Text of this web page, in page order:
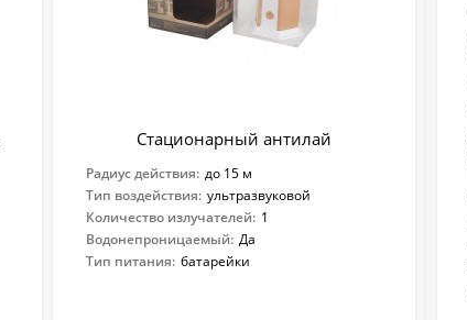
Стационарный антилай
Радиус действия: до 15 м
Тип воздействия: ультразвуковой
Количество излучателей: 1
Водонепроницаемый: Да
Тип питания: батарейки